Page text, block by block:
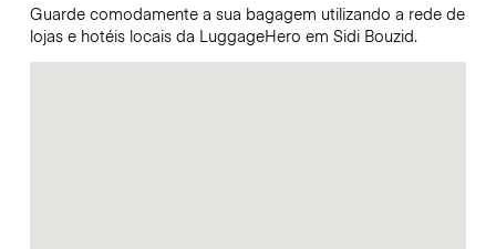
Guarde comodamente a sua bagagem utilizando a rede de
lojas e hotéis locais da LuggageHero em Sidi Bouzid.